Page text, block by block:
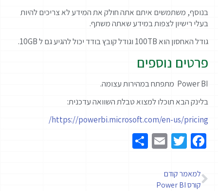
בנוסף, משתמשים איתם אתה חולק את המידע לא צריכים להיות
בעלי רישיון לצפות במידע שאתה משתף.
גודל האחסון הוא 100TB וגודל קובץ בודד יכול להגיע גם ל 10GB.
פרטים נוספים
Power BI מתפתח במהירות עצומה.
בלינק הבא תוכלו למצוא טבלת השוואה עדכנית:
https://powerbi.microsoft.com/en-us/pricing/
Facebook
Twitter
Email
Share
למאמר קודם
קורס Power BI